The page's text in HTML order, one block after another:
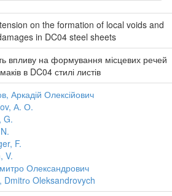
on the formation of local voids and
in DC04 steel sheets
впливу на формування місцевих речей
маків в DC04 стилі листів
Аркадій Олексійович
А. О.
G.
F.
V.
Олександрович
Dmitrо Oleksandrovych